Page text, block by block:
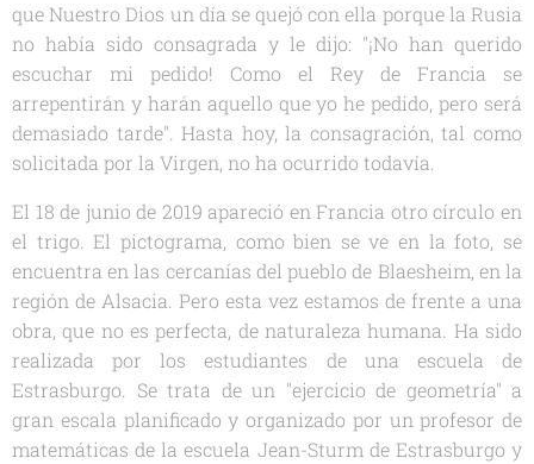
que Nuestro Dios un día se quejó con ella porque la Rusia
no había sido consagrada y le dijo: "¡No han querido
escuchar mi pedido! Como el Rey de Francia se
arrepentirán y harán aquello que yo he pedido, pero será
demasiado tarde". Hasta hoy, la consagración, tal como
solicitada por la Virgen, no ha ocurrido todavía.
El 18 de junio de 2019 apareció en Francia otro círculo en
el trigo. El pictograma, como bien se ve en la foto, se
encuentra en las cercanías del pueblo de Blaesheim, en la
región de Alsacia. Pero esta vez estamos de frente a una
obra, que no es perfecta, de naturaleza humana. Ha sido
realizada por los estudiantes de una escuela de
Estrasburgo. Se trata de un "ejercicio de geometría" a
gran escala planificado y organizado por un profesor de
matemáticas de la escuela Jean-Sturm de Estrasburgo y